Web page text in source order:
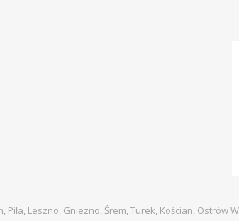
Piła, Leszno, Gniezno, Śrem, Turek, Kościan, Ostrów